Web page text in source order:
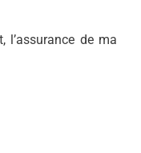
l’assurance de ma